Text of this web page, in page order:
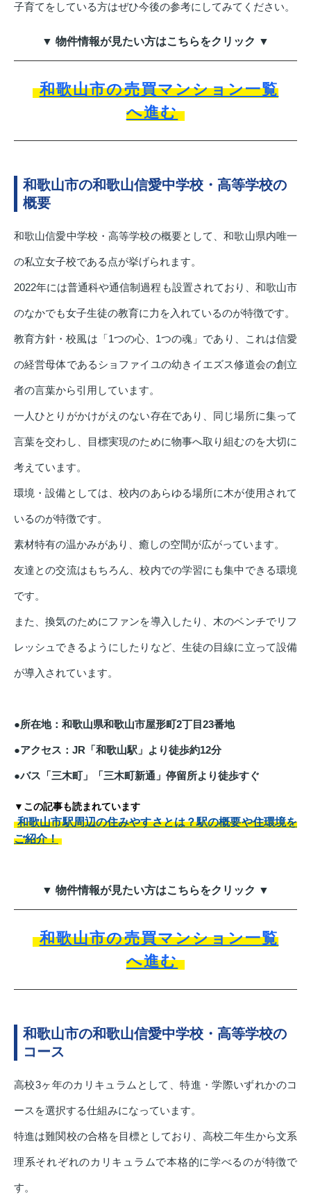
子育てをしている方はぜひ今後の参考にしてみてください。
▼ 物件情報が見たい方はこちらをクリック ▼
和歌山市の売買マンション一覧
へ進む
和歌山市の和歌山信愛中学校・高等学校の
概要
和歌山信愛中学校・高等学校の概要として、和歌山県内唯一
の私立女子校である点が挙げられます。
2022年には普通科や通信制過程も設置されており、和歌山市
のなかでも女子生徒の教育に力を入れているのが特徴です。
教育方針・校風は「1つの心、1つの魂」であり、これは信愛
の経営母体であるショファイユの幼きイエズス修道会の創立
者の言葉から引用しています。
一人ひとりがかけがえのない存在であり、同じ場所に集って
言葉を交わし、目標実現のために物事へ取り組むのを大切に
考えています。
環境・設備としては、校内のあらゆる場所に木が使用されて
いるのが特徴です。
素材特有の温かみがあり、癒しの空間が広がっています。
友達との交流はもちろん、校内での学習にも集中できる環境
です。
また、換気のためにファンを導入したり、木のベンチでリフ
レッシュできるようにしたりなど、生徒の目線に立って設備
が導入されています。
●所在地：和歌山県和歌山市屋形町2丁目23番地
●アクセス：JR「和歌山駅」より徒歩約12分
●バス「三木町」「三木町新通」停留所より徒歩すぐ
▼この記事も読まれています
和歌山市駅周辺の住みやすさとは？駅の概要や住環境を
ご紹介！
▼ 物件情報が見たい方はこちらをクリック ▼
和歌山市の売買マンション一覧
へ進む
和歌山市の和歌山信愛中学校・高等学校の
コース
高校3ヶ年のカリキュラムとして、特進・学際いずれかのコ
ースを選択する仕組みになっています。
特進は難関校の合格を目標としており、高校二年生から文系
理系それぞれのカリキュラムで本格的に学べるのが特徴で
す。